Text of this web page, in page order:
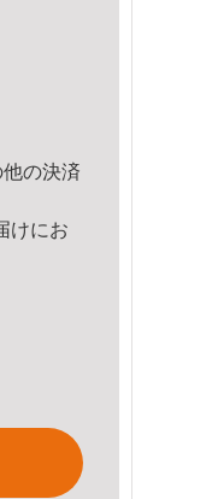
の決済
けにお